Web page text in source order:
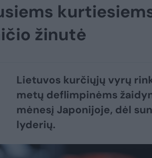
žinutė
Lietuvos kurčiųjų vyrų
metų deflimpinėms
mėnesį Japonijoje, dėl
lyderių.